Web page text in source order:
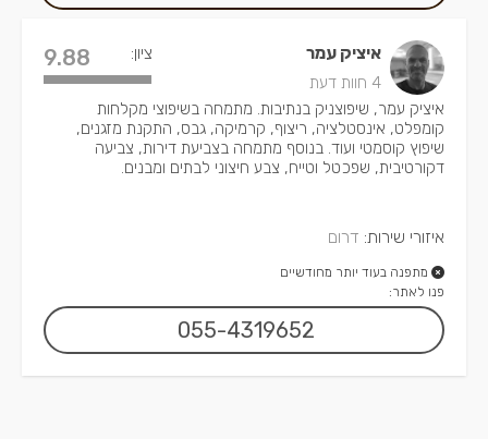
איציק עמר
4 חוות דעת
ציון: 9.88
איציק עמר, שיפוצניק בנתיבות. מתמחה בשיפוצי מקלחות
קומפלט, אינסטלציה, ריצוף, קרמיקה, גבס, התקנת מזגנים,
שיפוץ קוסמטי ועוד. בנוסף מתמחה בצביעת דירות, צביעה
דקורטיבית, שפכטל וטייח, צבע חיצוני לבתים ומבנים.
איזורי שירות: דרום
מתפנה בעוד יותר מחודשיים
פנו לאתר:
055-4319652